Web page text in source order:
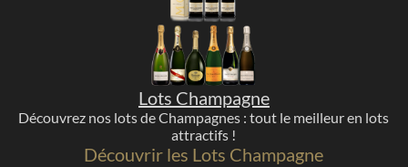
Lots Champagne
Découvrez nos lots de Champagnes : tout le meilleur en lots
attractifs !
Découvrir les Lots Champagne